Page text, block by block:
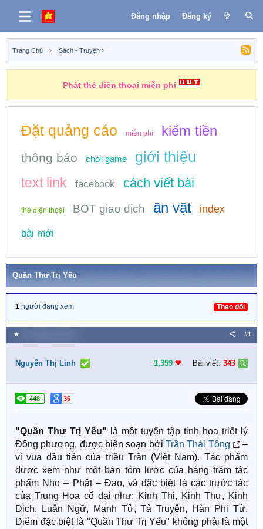
Đăng nhập Đăng ký
Trang Chủ Sách - Truyện
Phát thẻ điện thoại miễn phí
Đặt quảng cáo miễn phí kiếm tiền
thông báo chơi game giới thiệu
text link facebook cách viết bài
thẻ điện thoại BOT giao dịch ăn vặt index
bài mới
Quần Thư Trị Yếu
1 người đang xem Theo dõi
★ #1
Nguyễn Thị Linh 1,359 ❤︎ Bài viết: 343
448 36
"Quần Thư Trị Yếu" là một tuyển tập tinh hoa triết lý
Đông phương, được biên soạn bởi Trần Thái Tông
–
vị vua đầu tiên của triều Trần (Việt Nam). Tác phẩm
được xem như một bản tóm lược của hàng trăm tác
phẩm Nho – Phật – Đạo, và đặc biệt là các trước tác
của Trung Hoa cổ đại như: Kinh Thi, Kinh Thư, Kinh
Dịch, Luận Ngữ, Mạnh Tử, Tả Truyện, Hàn Phi Tử.
Điểm đặc biệt là "Quần Thư Trị Yếu" không phải là một